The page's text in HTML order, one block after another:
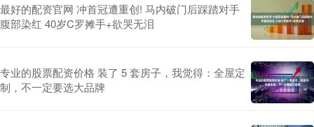
最好的配资官网 冲首冠遭重创! 马内破门后踩踏对手
腹部染红 40岁C罗摊手+欲哭无泪
专业的股票配资价格 装了 5 套房子，我觉得：全屋定
制，不一定要选大品牌